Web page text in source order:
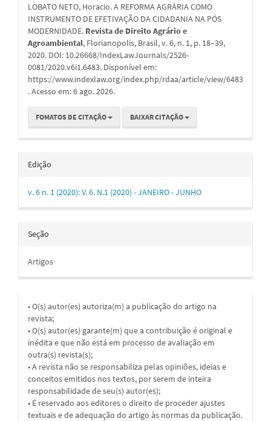
artigo
LOBATO NETO, Horacio. A REFORMA AGRÁRIA COMO
INSTRUMENTO DE EFETIVAÇÃO DA CIDADANIA NA PÓS
MODERNIDADE. Revista de Direito Agrário e
Agroambiental, Florianopolis, Brasil, v. 6, n. 1, p. 18–39,
2020. DOI: 10.26668/IndexLawJournals/2526-
0081/2020.v6i1.6483. Disponível em:
https://www.indexlaw.org/index.php/rdaa/article/view/6483
. Acesso em: 6 ago. 2026.
FOMATOS DE CITAÇÃO BAIXAR CITAÇÃO
Edição
v. 6 n. 1 (2020): V. 6. N.1 (2020) - JANEIRO - JUNHO
Seção
Artigos
• O(s) autor(es) autoriza(m) a publicação do artigo na
revista;
• O(s) autor(es) garante(m) que a contribuição é original e
inédita e que não está em processo de avaliação em
outra(s) revista(s);
• A revista não se responsabiliza pelas opiniões, ideias e
conceitos emitidos nos textos, por serem de inteira
responsabilidade de seu(s) autor(es);
• É reservado aos editores o direito de proceder ajustes
textuais e de adequação do artigo às normas da publicação.